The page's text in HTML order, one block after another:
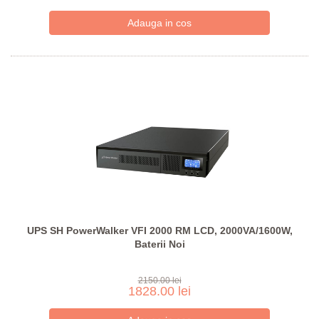
UPS SH PowerWalker VFI 2000 RM LCD, 2000VA/1600W,
Baterii Noi
2150.00 lei
1828.00 lei